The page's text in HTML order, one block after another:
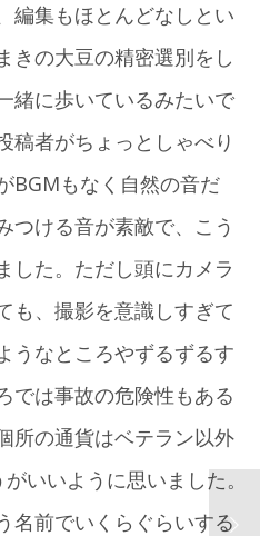
編集もほとんどなしとい
きの大豆の精密選別をし
緒に歩いているみたいで
稿者がちょっとしゃべり
BGMもなく自然の音だ
つける音が素敵で、こう
した。ただし頭にカメラ
も、撮影を意識しすぎて
うなところやずるずるす
では事故の危険性もある
所の通貨はベテラン以外
いいように思いました。
名前でいくらぐらいする